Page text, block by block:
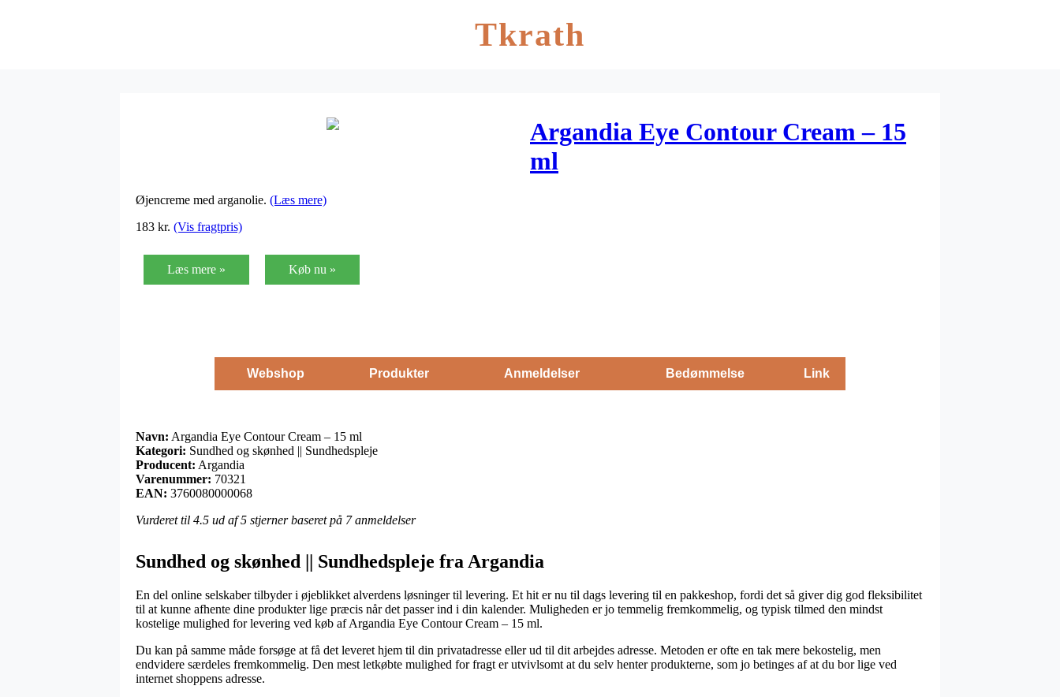
Tkrath
Argandia Eye Contour Cream – 15
ml
Øjencreme med arganolie. (Læs mere)
183 kr. (Vis fragtpris)
Læs mere » Køb nu »
Webshop Produkter Anmeldelser Bedømmelse Link
Navn: Argandia Eye Contour Cream – 15 ml
Kategori: Sundhed og skønhed || Sundhedspleje
Producent: Argandia
Varenummer: 70321
EAN: 3760080000068
Vurderet til 4.5 ud af 5 stjerner baseret på 7anmeldelser
Sundhed og skønhed || Sundhedspleje fra Argandia
En del online selskaber tilbyder i øjeblikket alverdens løsninger til levering. Et hit er nu til dags levering til en pakkeshop, fordi det så giver dig god fleksibilitet
til at kunne afhente dine produkter lige præcis når det passer ind i din kalender. Muligheden er jo temmelig fremkommelig, og typisk tilmed den mindst
kostelige mulighed for levering ved køb af Argandia Eye Contour Cream – 15 ml.
Du kan på samme måde forsøge at få det leveret hjem til din privatadresse eller ud til dit arbejdes adresse. Metoden er ofte en tak mere bekostelig, men
endvidere særdeles fremkommelig. Den mest letkøbte mulighed for fragt er utvivlsomt at du selv henter produkterne, som jo betinges af at du bor lige ved
internet shoppens adresse.